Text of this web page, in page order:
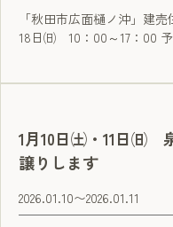
「秋田市広面樋ノ沖」建
18日㈰ 10：00～17：00
1月10日㈯・11日㈰
譲りします
2026.01.10〜2026.01.11